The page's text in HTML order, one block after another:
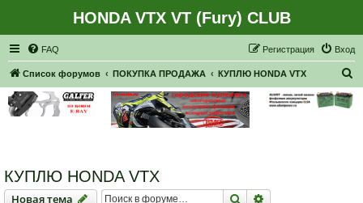
HONDA VTX VT (Fury) CLUB
FAQ Вход
Регистрация
Список форумов ПОКУПКА ПРОДАЖА КУПЛЮ HONDA VTX
КУПЛЮ HONDA VTX
Новая тема
Новаятема Поиск